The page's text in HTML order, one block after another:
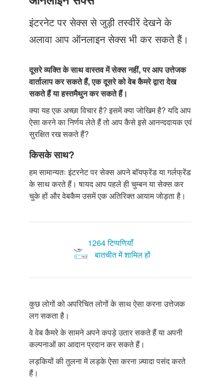
Just Poocho
संपर्क करें
इंटरनेट पर सेक्स से जुड़ी तस्वीरें देखने के
अलावा आप ऑनलाइन सेक्स भी कर सकते हैं।
दूसरे व्यक्ति के साथ वास्तव में सेक्स नहीं, पर आप उत्तेजक
वार्तालाप कर सकते हैं, एक दूसरे को वेब कैमरे द्वारा देख
सकते हैं या हस्तमैथुन कर सकते हैं।
क्या यह एक अच्छा विचार है? इसमें क्या जोखिम है? यदि आप
ऐसा करने का निर्णय लेते हैं तो आप कैसे इसे आनन्ददायक एवं
सुरक्षित रख सकते हैं?
किसके साथ?
हम सामान्यतः इंटरनेट पर सेक्स अपने बाॅयफ्रेंड या गर्लफ्रेंड
के साथ करते हैं। षायद आप पहले ही चुम्बन या सेक्स कर
चुके हों और वेबकैम उसमें एक अतिरिक्त आयाम जोड़ता है।
1264 टिप्पणियाँ
बातचीत में शामिल हों
कुछ लोगों को अपरिचित लोगों के साथ ऐसा करना उत्तेजक
लग सकता है।
वे वेब कैमरे के सामने अपने कपड़े उतार सकते हैं या अपनी
कल्पनाओं का आदान प्रदान कर सकते हैं।
लड़कियों की तुलना में लड़के ऐसा करना ज़्यादा पसंद करते
हैं।